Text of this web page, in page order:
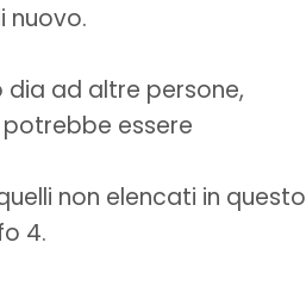
nuovo.
ad altre persone,
essere
non elencati in questo
4.